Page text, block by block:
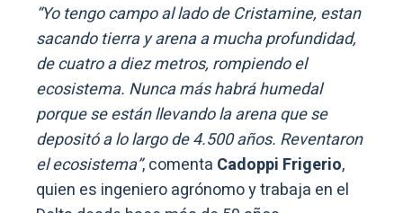
“Yo tengo campo al lado de Cristamine, estan
sacando tierra y arena a mucha profundidad,
de cuatro a diez metros, rompiendo el
ecosistema. Nunca más habrá humedal
porque se están llevando la arena que se
depositó a lo largo de 4.500 años. Reventaron
el ecosistema”, comenta Cadoppi Frigerio,
quien es ingeniero agrónomo y trabaja en el